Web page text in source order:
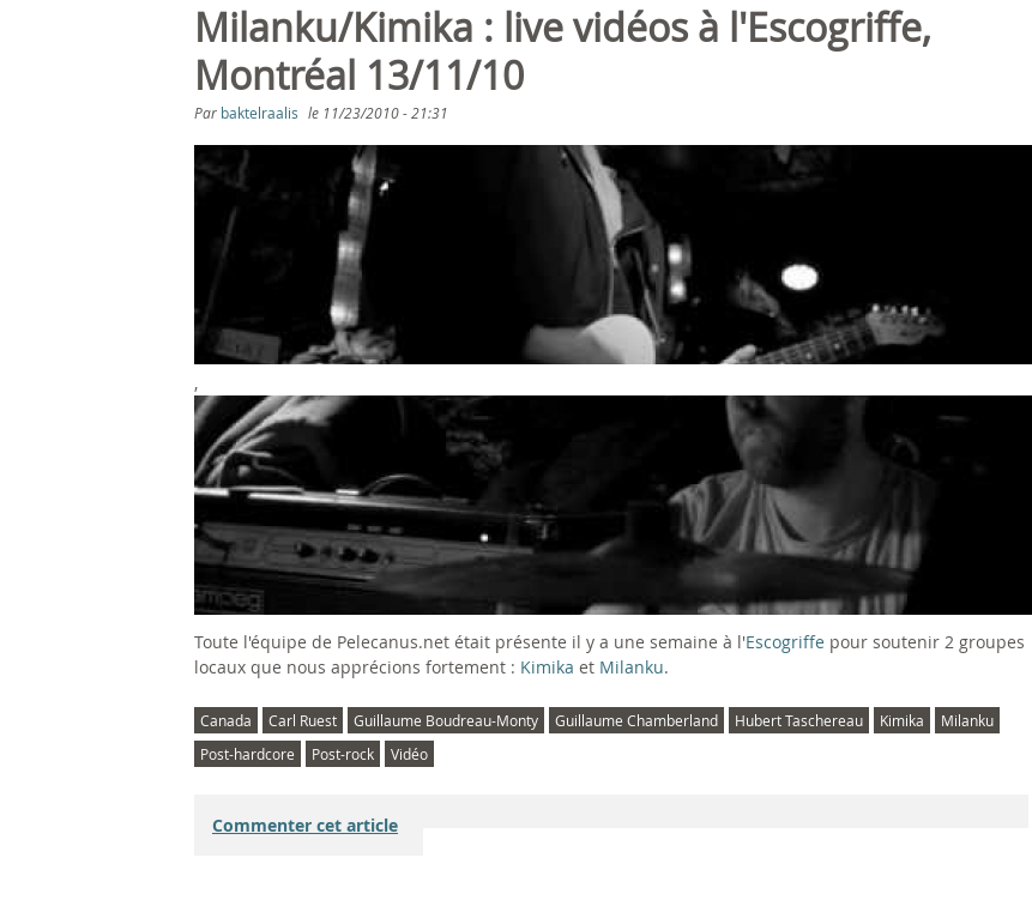
Milanku/Kimika : live vidéos à l'Escogriffe,
Montréal 13/11/10
Par baktelraalis le 11/23/2010 - 21:31
K
m
i
k
a
1
3
/
1
1
/
1
0
,
M
i
l
a
n
k
u
-
Toute l'équipe de Pelecanus.net était présente il y a une semaine à l'Escogriffe pour soutenir 2 groupes
locaux que nous apprécions fortement : Kimika et Milanku.
Canada Carl Ruest Guillaume Boudreau-Monty Guillaume Chamberland Hubert Taschereau Kimika
Milanku
Post-hardcore
Post-rock Vidéo
Commenter cet article